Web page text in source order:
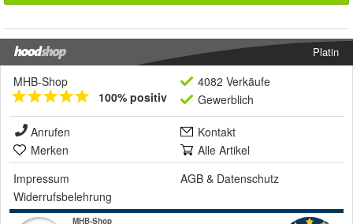
Platin
MHB-Shop
100% positiv
4082 Verkäufe
Gewerblich
Anrufen
Kontakt
Merken
Alle Artikel
Impressum
AGB & Datenschutz
Widerrufsbelehrung